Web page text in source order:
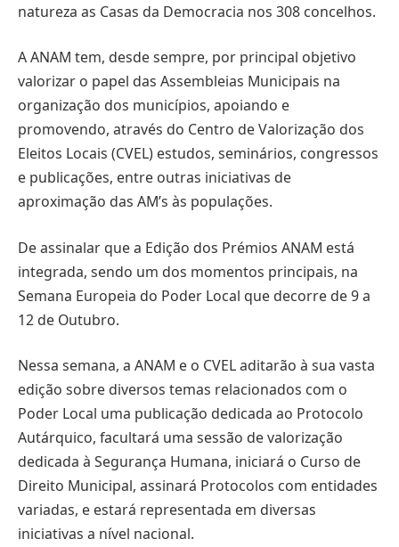
natureza as Casas da Democracia nos 308 concelhos.
A ANAM tem, desde sempre, por principal objetivo
valorizar o papel das Assembleias Municipais na
organização dos municípios, apoiando e
promovendo, através do Centro de Valorização dos
Eleitos Locais (CVEL) estudos, seminários, congressos
e publicações, entre outras iniciativas de
aproximação das AM’s às populações.
De assinalar que a Edição dos Prémios ANAM está
integrada, sendo um dos momentos principais, na
Semana Europeia do Poder Local que decorre de 9 a
12 de Outubro.
Nessa semana, a ANAM e o CVEL aditarão à sua vasta
edição sobre diversos temas relacionados com o
Poder Local uma publicação dedicada ao Protocolo
Autárquico, facultará uma sessão de valorização
dedicada à Segurança Humana, iniciará o Curso de
Direito Municipal, assinará Protocolos com entidades
variadas, e estará representada em diversas
iniciativas a nível nacional.